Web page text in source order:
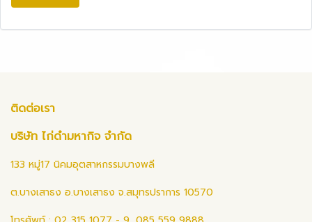
ติดต่อเรา
บริษัท ไก่ดำมหากิจ จำกัด
133 หมู่17 นิคมอุตสาหกรรมบางพลี
ต.บางเสาธง อ.บางเสาธง จ.สมุทรปราการ 10570